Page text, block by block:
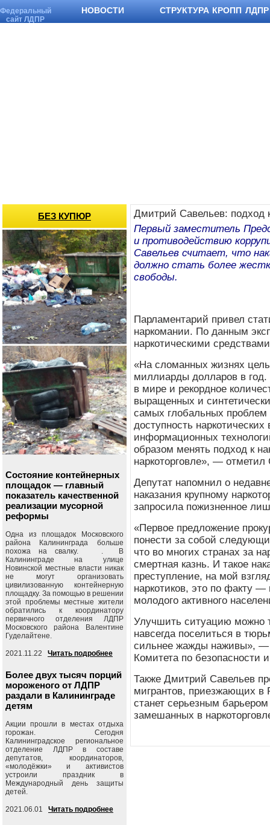
Федеральный
сайт ЛДПР
НОВОСТИ СТРУКТУРА КРОПП ЛДПР
Дмитрий Савельев: подход
Первый заместитель
и противодействию
Савельев считает, что
должно стать более
свободы.
Парламентарий привел
наркомании. По данным
наркотическими
«На сломанных жизнях
миллиарды долларов в год.
в мире и рекордное
выращенных и
самых глобальных
доступность
информационных
образом менять подход к
наркоторговле», —
Депутат напомнил о
наказания крупному
запросила пожизненное
«Первое предложение
понести за собой
что во многих странах за
смертная казнь. И такое
преступление, на мой
наркотиков, это по факту
молодого активного
Улучшить ситуацию можно
навсегда поселиться в
сильнее жажды наживы», —
Комитета по безопасности
Также Дмитрий Савельев
мигрантов, приезжающих в
станет серьезным
замешанных в
БЕЗ КУПЮР
Состояние контейнерных
площадок — главный
показатель качественной
реализации мусорной
реформы
Одна из площадок Московского
района Калининграда больше
похожа на свалку. . В
Калининграде на улице
Новинской местные власти никак
не могут организовать
цивилизованную контейнерную
площадку. За помощью в решении
этой проблемы местные жители
обратились к координатору
первичного отделения ЛДПР
Московского района Валентине
Гуделайтене.
2021.11.22 Читать подробнее
Более двух тысяч порций
мороженого от ЛДПР
раздали в Калининграде
детям
Акции прошли в местах отдыха
горожан. Сегодня
Калининградское региональное
отделение ЛДПР в составе
депутатов, координаторов,
«молодёжки» и активистов
устроили праздник в
Международный день защиты
детей.
2021.06.01 Читать подробнее